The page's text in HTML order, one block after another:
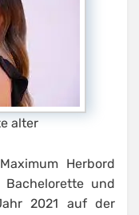
alter
Maximum Herbord
und
2021 auf der